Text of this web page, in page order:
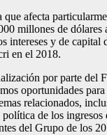
que afecta
millones de dólares
intereses y de capital
en el 2018.
por parte del
oportunidades
relacionados,
de los ingresos
del Grupo de los